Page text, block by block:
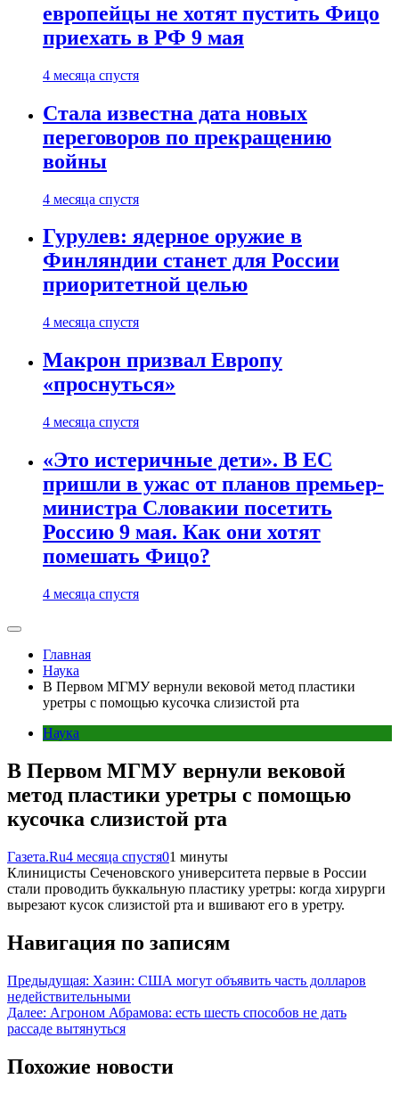
европейцы не хотят пустить Фицо
приехать в РФ 9 мая
4 месяца спустя
Стала известна дата новых
переговоров по прекращению
войны
4 месяца спустя
Гурулев: ядерное оружие в
Финляндии станет для России
приоритетной целью
4 месяца спустя
Макрон призвал Европу
«проснуться»
4 месяца спустя
«Это истеричные дети». В ЕС
пришли в ужас от планов премьер-
министра Словакии посетить
Россию 9 мая. Как они хотят
помешать Фицо?
4 месяца спустя
Главная
Наука
В Первом МГМУ вернули вековой метод пластики
уретры с помощью кусочка слизистой рта
Наука
В Первом МГМУ вернули вековой
метод пластики уретры с помощью
кусочка слизистой рта
Газета.Ru4 месяца спустя01 минуты
Клиницисты Сеченовского университета первые в России
стали проводить буккальную пластику уретры: когда хирурги
вырезают кусок слизистой рта и вшивают его в уретру.
Навигация по записям
Предыдущая: Хазин: США могут объявить часть долларов
недействительными
Далее: Агроном Абрамова: есть шесть способов не дать
рассаде вытянуться
Похожие новости